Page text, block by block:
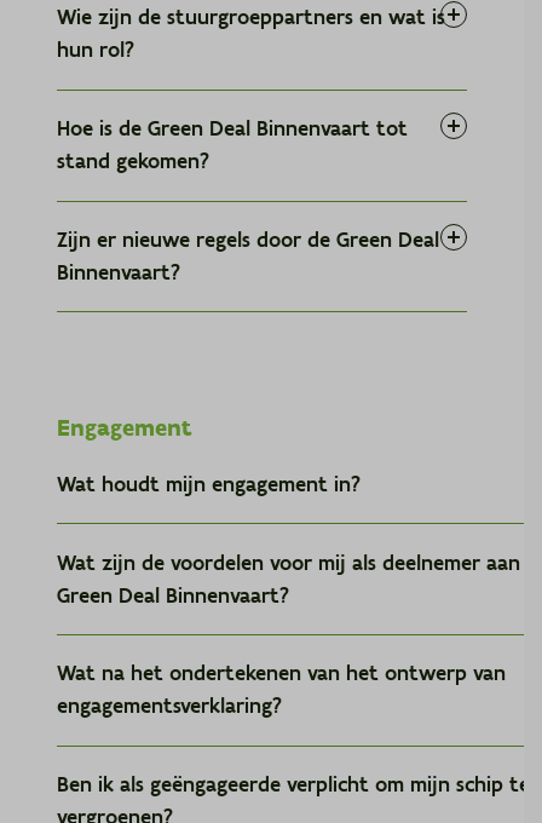
Vlaamse -, Waalse -, Federale overheid als
Europese platformen
nabehandelingssystemen, alternatieve
brandstoffen en infrastructuur om deze te
bunkeren
en B2C, expediteurs, bevrachters, barge
operatoren als koepelorganisaties
Wie zijn de stuurgroeppartners en wat is
hun rol?
Hoe is de Green Deal Binnenvaart tot
stand gekomen?
Zijn er nieuwe regels door de Green Deal
Binnenvaart?
Engagement
Wat houdt mijn engagement in?
Wat zijn de voordelen voor mij als deelnemer aan
Green Deal Binnenvaart?
Een lerend netwerk je wisselt kennis, ervaringen en
info uit met andere bedrijven en organisaties uit je
ondernemen;
Wat na het ondertekenen van het ontwerp van
engagementsverklaring?
Ben ik als geëngageerde verplicht om mijn schip te
vergroenen?